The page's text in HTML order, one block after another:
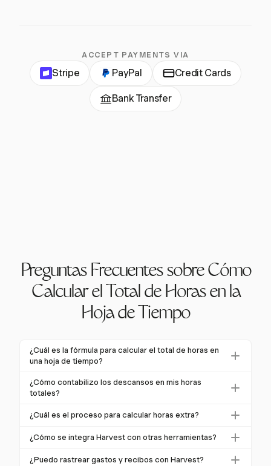
ACCEPT PAYMENTS VIA
Stripe PayPal Credit Cards
Bank Transfer
Preguntas Frecuentes sobre Cómo
Calcular el Total de Horas en la
Hoja de Tiempo
¿Cuál es la fórmula para calcular el total de horas en
una hoja de tiempo?
Para calcular el total de horas en una hoja de tiempo,
comienza por anotar los tiempos de entrada y salida
los minutos a horas decimales, luego resta cualquier
netas para los totales diarios y agrégalas para el total
semanal. El seguimiento automatizado de Harvest
¿Cómo contabilizo los descansos en mis horas
totales?
Al calcular las horas totales, deduce cualquier
Los descansos pagados generalmente se incluyen en
detalles fácilmente, asegurando que tus hojas de
¿Cuál es el proceso para calcular horas extra?
Las horas extra se calculan para empleados no
laboral. Estas horas deben pagarse a 1.5 veces la
¿Cómo se integra Harvest con otras herramientas?
Harvest se integra sin problemas con herramientas
¿Puedo rastrear gastos y recibos con Harvest?